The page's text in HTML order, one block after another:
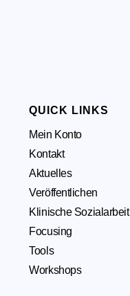
QUICK LINKS
Mein Konto
Kontakt
Aktuelles
Veröffentlichen
Klinische Sozialarbeit
Focusing
Tools
Workshops